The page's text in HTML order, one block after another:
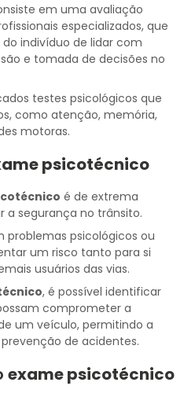
em uma avaliação
especializados, que
indivíduo de lidar com
e tomada de decisões no
testes psicológicos que
como atenção, memória,
motoras.
psicotécnico
é de extrema
a segurança no trânsito.
problemas psicológicos ou
um risco tanto para si
usuários das vias.
, é possível identificar
comprometer a
um veículo, permitindo a
de acidentes.
exame psicotécnico